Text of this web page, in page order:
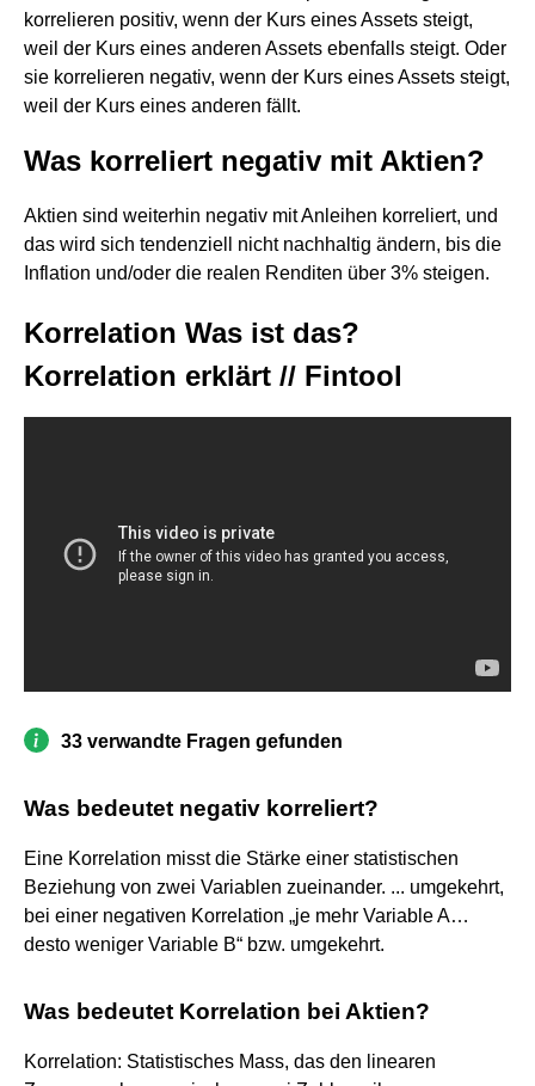
korrelieren positiv, wenn der Kurs eines Assets steigt,
weil der Kurs eines anderen Assets ebenfalls steigt. Oder
sie korrelieren negativ, wenn der Kurs eines Assets steigt,
weil der Kurs eines anderen fällt.
Was korreliert negativ mit Aktien?
Aktien sind weiterhin negativ mit Anleihen korreliert, und
das wird sich tendenziell nicht nachhaltig ändern, bis die
Inflation und/oder die realen Renditen über 3% steigen.
Korrelation Was ist das?
Korrelation erklärt // Fintool
33 verwandte Fragen gefunden
Was bedeutet negativ korreliert?
Eine Korrelation misst die Stärke einer statistischen
Beziehung von zwei Variablen zueinander. ... umgekehrt,
bei einer negativen Korrelation „je mehr Variable A…
desto weniger Variable B“ bzw. umgekehrt.
Was bedeutet Korrelation bei Aktien?
Korrelation: Statistisches Mass, das den linearen